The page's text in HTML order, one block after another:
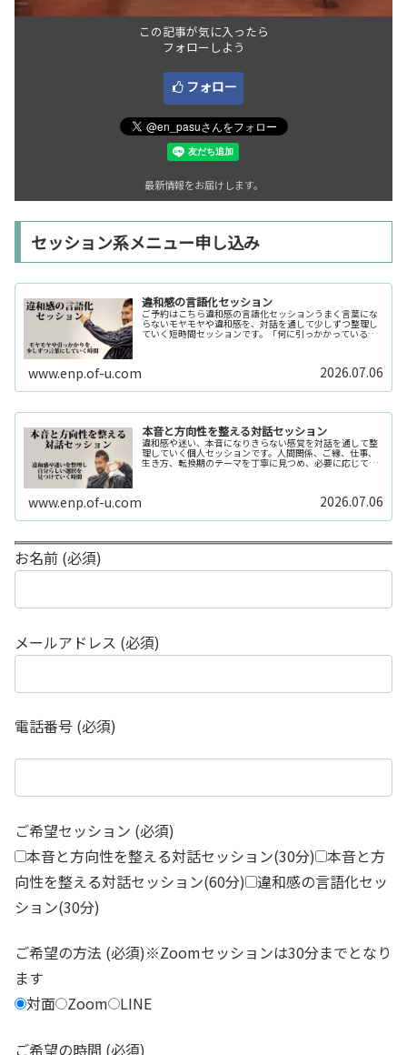
この記事が気に入ったら
フォローしよう
フォロー
最新情報をお届けします。
セッション系メニュー申し込み
違和感の言語化セッション
ご予約はこちら違和感の言語化セッションうまく言葉にな
らないモヤモヤや違和感を、対話を通して少しずつ整理し
ていく短時間セッションです。「何に引っかかっているの
か分からない」「今の自分の状態を整理したい」そんな時
www.enp.of-u.com 2026.07.06
本音と方向性を整える対話セッション
違和感や迷い、本音になりきらない感覚を対話を通して整
理していく個人セッションです。人間関係、ご縁、仕事、
生き方、転換期のテーマを丁寧に見つめ、必要に応じてカ
ードや感性の視点も補助的に用います。
www.enp.of-u.com 2026.07.06
お名前 (必須)
メールアドレス (必須)
電話番号 (必須)
ご希望セッション (必須)
本音と方向性を整える対話セッション(30分) 本音と方
向性を整える対話セッション(60分) 違和感の言語化セッ
ション(30分)
ご希望の方法 (必須)※Zoomセッションは30分までとなり
ます
対面 Zoom LINE
ご希望の時間 (必須)